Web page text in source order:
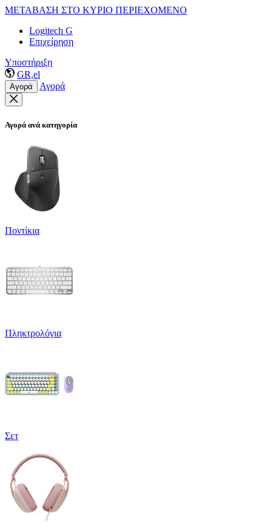
ΜΕΤΑΒΑΣΗ ΣΤΟ ΚΥΡΙΟ ΠΕΡΙΕΧΟΜΕΝΟ
Logitech G
Επιχείρηση
Υποστήριξη
GR,el
Αγορά Αγορά
Αγορά ανά κατηγορία
Ποντίκια
Πληκτρολόγια
Σετ